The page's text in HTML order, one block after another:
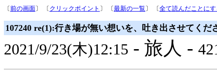
〔前の画面〕 〔 クリックポイント 〕 〔最新の一覧 〕 〔全て読んだことに
107240 re(1):行き場が無い想いを、吐き出させてくだ
2021/9/23(木)12:15 - 旅人 -